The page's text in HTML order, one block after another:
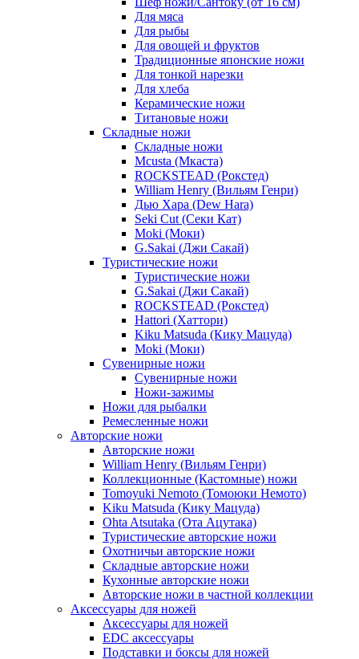
Для мяса
Для рыбы
Для овощей и фруктов
Традиционные японские ножи
Для тонкой нарезки
Для хлеба
Керамические ножи
Титановые ножи
Складные ножи
Складные ножи
Mcusta (Мкаста)
ROCKSTEAD (Рокстед)
William Henry (Вильям Генри)
Дью Хара (Dew Hara)
Seki Cut (Секи Кат)
Moki (Моки)
G.Sakai (Джи Сакай)
Туристические ножи
Туристические ножи
G.Sakai (Джи Сакай)
ROCKSTEAD (Рокстед)
Hattori (Хаттори)
Kiku Matsuda (Кику Мацуда)
Moki (Моки)
Сувенирные ножи
Сувенирные ножи
Ножи-зажимы
Ножи для рыбалки
Ремесленные ножи
Авторские ножи
Авторские ножи
William Henry (Вильям Генри)
Коллекционные (Кастомные) ножи
Tomoyuki Nemoto (Томоюки Немото)
Kiku Matsuda (Кику Мацуда)
Ohta Atsutaka (Ота Ацутака)
Туристические авторские ножи
Охотничьи авторские ножи
Складные авторские ножи
Кухонные авторские ножи
Авторские ножи в частной коллекции
Аксессуары для ножей
Аксессуары для ножей
EDC аксессуары
Подставки и боксы для ножей